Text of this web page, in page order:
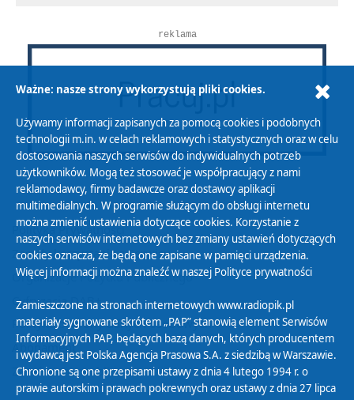
reklama
Polityka Prywatności
Zasady korzystania z Serwisu
Organizacje Pożytku Publicznego
Cyfryzacja DAB+
Polityka ochrony danych osobowych
Abonament
Zamówienia publiczne
Ważne: nasze strony wykorzystują pliki cookies.
Używamy informacji zapisanych za pomocą cookies i podobnych
technologii m.in. w celach reklamowych i statystycznych oraz w celu
dostosowania naszych serwisów do indywidualnych potrzeb
użytkowników. Mogą też stosować je współpracujący z nami
reklamodawcy, firmy badawcze oraz dostawcy aplikacji
multimedialnych. W programie służącym do obsługi internetu
można zmienić ustawienia dotyczące cookies. Korzystanie z
naszych serwisów internetowych bez zmiany ustawień dotyczących
cookies oznacza, że będą one zapisane w pamięci urządzenia.
Więcej informacji można znaleźć w naszej Polityce prywatności
Zamieszczone na stronach internetowych www.radiopik.pl
materiały sygnowane skrótem „PAP” stanowią element Serwisów
Informacyjnych PAP, będących bazą danych, których producentem
i wydawcą jest Polska Agencja Prasowa S.A. z siedzibą w Warszawie.
Chronione są one przepisami ustawy z dnia 4 lutego 1994 r. o
prawie autorskim i prawach pokrewnych oraz ustawy z dnia 27 lipca